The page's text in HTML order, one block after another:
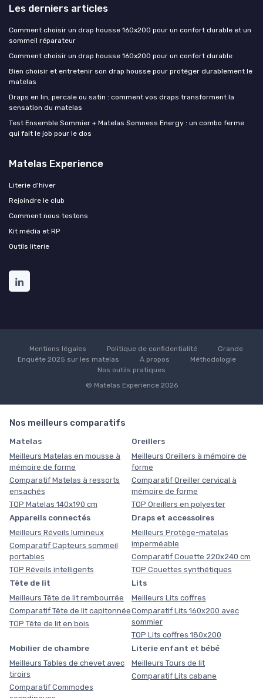
Les derniers articles
Comment choisir un drap housse 160x200 pour un confort durable et un
sommeil réparateur
Comment choisir un drap housse 160x200 pour un confort durable
Bien choisir et entretenir son drap housse pour protéger durablement le
matelas
Draps en lin, percale ou satin : comment vos draps transforment la
sensation du matelas
Test Ensemble Sommier + Matelas Somness Energy : un combo ferme
qui fait le job pour le dos
Matelas Experience
Literie d'hiver
Rejoindre le club
Comment nous testons
Kit média et RP
Outils literie
Mentions légales Politique de confidentialité
Grande
Enquête 2025 sur les matelas
À propos
Méthodologie
Nos outils pratiques
© Matelas Experience 2026
Nos meilleurs comparatifs
Matelas
Meilleurs Matelas en mousse à
mémoire de forme
Comparatif Matelas à ressorts
ensachés
TOP Matelas 140x190 cm
Oreillers
Meilleurs Oreillers à mémoire de
forme
Comparatif Oreiller cervical à
mémoire de forme
TOP Oreillers en polyester
Appareils connectés
Meilleurs Réveils lumineux
Comparatif Capteurs sommeil
portables
TOP Réveils intelligents
Draps et accessoires
Meilleurs Protège-matelas
imperméable
Comparatif Couette 220x240 cm
TOP Couettes synthétiques
Tête de lit
Meilleurs Tête de lit rembourrée
Comparatif Tête de lit capitonnée
TOP Tête de lit en bois
Lits
Meilleurs Lits coffres
Comparatif Lits 160x200 avec
sommier
TOP Lits coffres 180x200
Mobilier de chambre
Meilleurs Tables de chevet avec
tiroirs
Comparatif Commodes
Literie enfant et bébé
Meilleurs Tours de lit
Comparatif Lits cabane